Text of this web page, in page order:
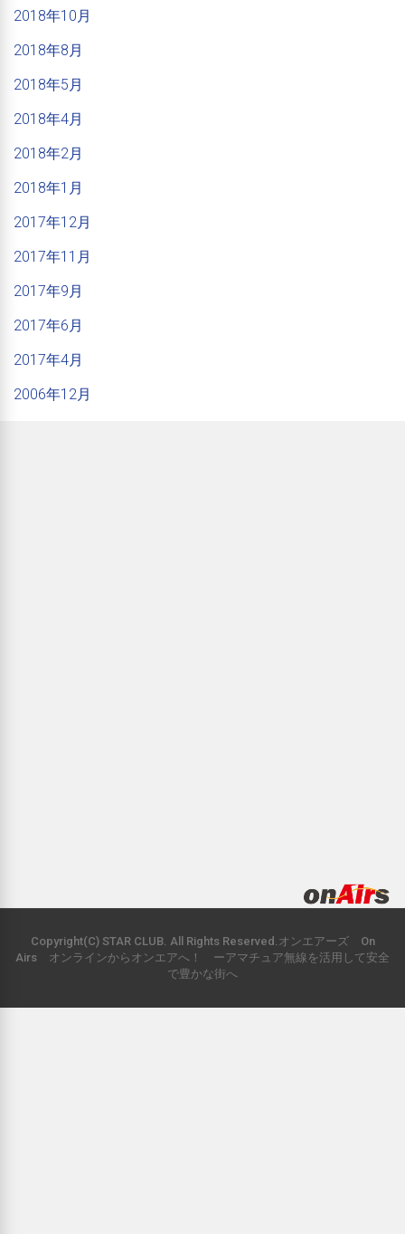
2018年10月
2018年8月
2018年5月
2018年4月
2018年2月
2018年1月
2017年12月
2017年11月
2017年9月
2017年6月
2017年4月
2006年12月
Copyright(C) STAR CLUB. All Rights Reserved.オンエアーズ On
Airs オンラインからオンエアへ！ ーアマチュア無線を活用して安全
で豊かな街へ